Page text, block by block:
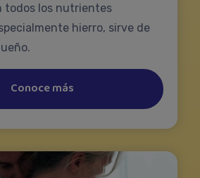
todos los nutrientes
hierro, sirve de
Conoce más